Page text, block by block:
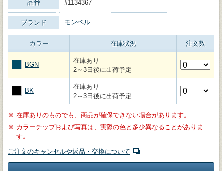
品番 #1134367
ブランド モンベル
カラー 在庫状況 注文数
BGN
在庫あり
2～3日後に出荷予定
BK
在庫あり
2～3日後に出荷予定
※ 在庫ありのものでも、商品が確保できない場合があります。
※ カラーチップおよび写真は、実際の色と多少異なることがありま
す。
ご注文のキャンセルや返品・交換について